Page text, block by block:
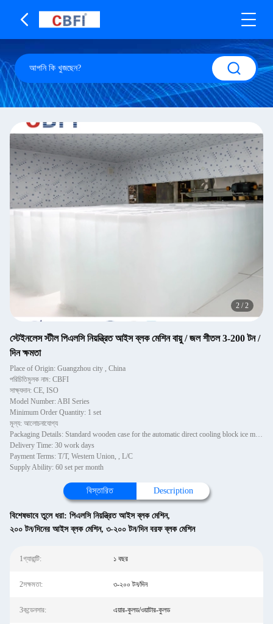
2 /2
স্টেইনলেস স্টীল পিএলসি নিয়ন্ত্রিত আইস ব্লক মেশিন বায়ু / জল শীতল 3-200 টন /
দিন ক্ষমতা
Place of Origin: Guangzhou city , China
পরিচিতিমুলক নাম: CBFI
সাক্ষ্যদান: CE, ISO
Model Number: ABI Series
Minimum Order Quantity: 1 set
মূল্য: আলোচনাযোগ্য
Packaging Details: Standard wooden case for the automatic direct cooling block ice machine
Delivery Time: 30 work days
Payment Terms: T/T, Western Union, , L/C
Supply Ability: 60 set per month
বিস্তারিত Description
বিশেষভাবে তুলে ধরা: পিএলসি নিয়ন্ত্রিত আইস ব্লক মেশিন,
২০০ টন/দিনের আইস ব্লক মেশিন, ৩-২০০ টন/দিন বরফ ব্লক মেশিন
1গ্যারান্টি: ১ বছর
2সক্ষমতা: ৩-২০০ টন/দিন
3কন্ডেনসার: এয়ার-কুলড/ওয়াটার-কুলড